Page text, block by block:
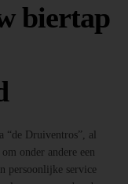
biertap
Druiventros”, al
onder andere een
persoonlijke service